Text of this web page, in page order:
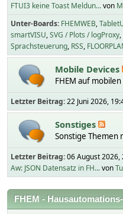
FTUI3 keine Toast Meldun...von
Unter-Boards FHEMWEB
smartVISU SVG / Plots / logProxy
Sprachsteuerung RSS
Mobile Devices
FHEM auf
Letzter Beitrag:22 Juni 2026,
Sonstiges
Sonstige Themen
Letzter Beitrag:06 August 2026,
Aw: JSON Datensatz in FH...von
FHEM -